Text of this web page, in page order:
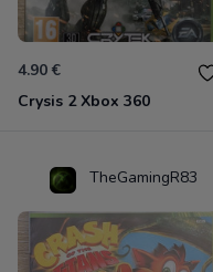
4.90 €
Crysis 2 Xbox 360
TheGamingR83